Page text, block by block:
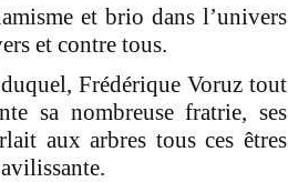
et brio dans l’univers
et contre tous.
Frédérique Voruz tout
sa nombreuse fratrie, ses
aux arbres tous ces êtres